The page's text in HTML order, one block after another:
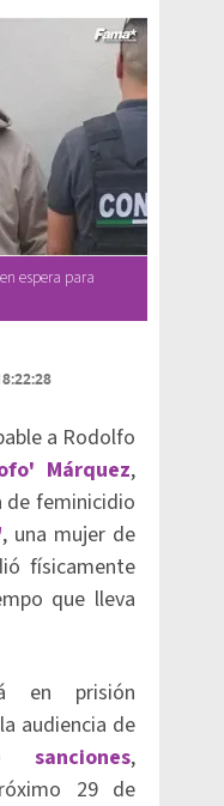
espera para
a Rodolfo
Márquez,
feminicidio
, una mujer de
físicamente
que lleva
en prisión
audiencia de
sanciones,
29 de